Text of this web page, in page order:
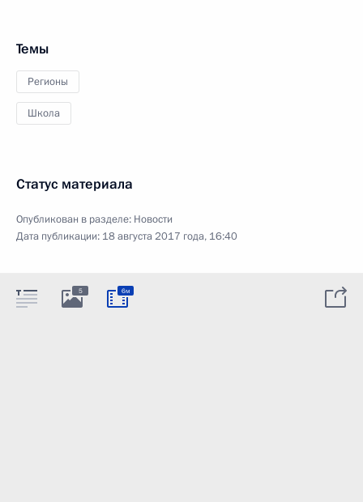
Темы
Регионы
Школа
Статус материала
Опубликован в разделе: Новости
Дата публикации: 18 августа 2017 года, 16:40
5 6м